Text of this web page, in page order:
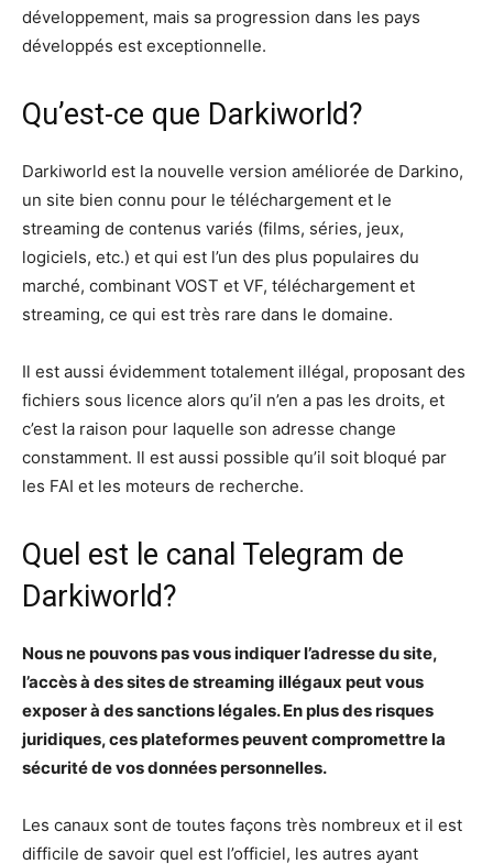
développement, mais sa progression dans les pays
développés est exceptionnelle.
Qu’est-ce que Darkiworld?
Darkiworld est la nouvelle version améliorée de Darkino,
un site bien connu pour le téléchargement et le
streaming de contenus variés (films, séries, jeux,
logiciels, etc.) et qui est l’un des plus populaires du
marché, combinant VOST et VF, téléchargement et
streaming, ce qui est très rare dans le domaine.
Il est aussi évidemment totalement illégal, proposant des
fichiers sous licence alors qu’il n’en a pas les droits, et
c’est la raison pour laquelle son adresse change
constamment. Il est aussi possible qu’il soit bloqué par
les FAI et les moteurs de recherche.
Quel est le canal Telegram de
Darkiworld?
Nous ne pouvons pas vous indiquer l’adresse du site,
l’accès à des sites de streaming illégaux peut vous
exposer à des sanctions légales. En plus des risques
juridiques, ces plateformes peuvent compromettre la
sécurité de vos données personnelles.
Les canaux sont de toutes façons très nombreux et il est
difficile de savoir quel est l’officiel, les autres ayant